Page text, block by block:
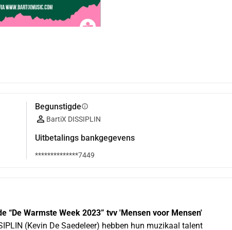
Begunstigdeinfo
BartiX DISSIPLIN
Uitbetalings bankgegevens
**************7449
“De Warmste Week 2023” tvv 'Mensen voor Mensen'
(Kevin De Saedeleer) hebben hun muzikaal talent